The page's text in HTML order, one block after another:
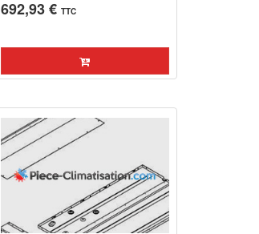
692,93 € TTC